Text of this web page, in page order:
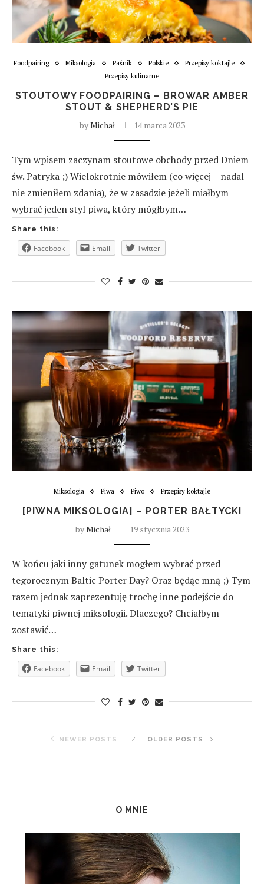
Foodpairing Miksologia Paśnik Polskie
Przepisy koktajle
Przepisy kulinarne
STOUTOWY FOODPAIRING – BROWAR AMBER
STOUT & SHEPHERD’S PIE
byMichał 14 marca 2023
Tym wpisem zaczynam stoutowe obchody przed Dniem
św. Patryka ;) Wielokrotnie mówiłem (co więcej – nadal
nie zmieniłem zdania), że w zasadzie jeżeli miałbym
wybrać jeden styl piwa, który mógłbym…
Share this:
Facebook Email Twitter
Miksologia Piwa Piwo Przepisy koktajle
[PIWNA MIKSOLOGIA] – PORTER BAŁTYCKI
byMichał 19 stycznia 2023
W końcu jaki inny gatunek mogłem wybrać przed
tegorocznym Baltic Porter Day? Oraz będąc mną ;) Tym
razem jednak zaprezentuję trochę inne podejście do
tematyki piwnej miksologii. Dlaczego? Chciałbym
zostawić…
Share this:
Facebook Email Twitter
NEWER POSTS OLDER POSTS
O MNIE